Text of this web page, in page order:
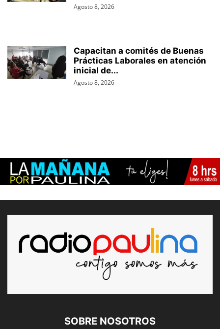
Agosto 8, 2026
Capacitan a comités de Buenas
Prácticas Laborales en atención
inicial de...
Agosto 8, 2026
SOBRE NOSOTROS